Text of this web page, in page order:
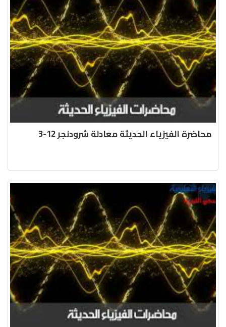
محاضرة الفيزياء الحديثة معادلة شرودنجر 12-3